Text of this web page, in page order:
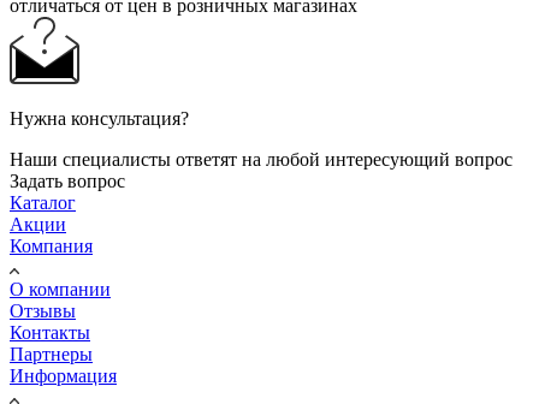
отличаться от цен в розничных магазинах
Нужна консультация?
Наши специалисты ответят на любой интересующий вопрос
Задать вопрос
Каталог
Акции
Компания
О компании
Отзывы
Контакты
Партнеры
Информация